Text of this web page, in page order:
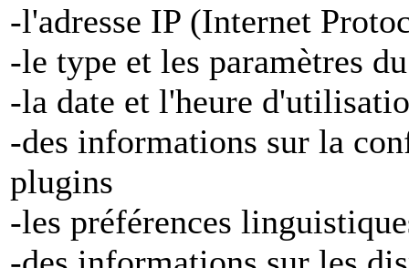
-l'adresse IP (Internet
-le type et les paramètres
-la date et l'heure
-des informations sur la
plugins
-les préférences